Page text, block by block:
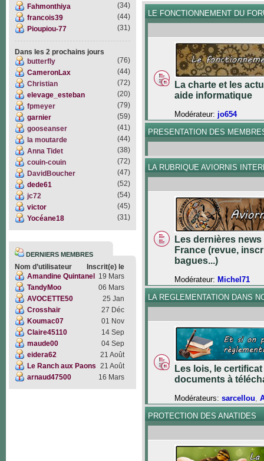
Fahmonthiya
(34)
francois39
(44)
Pioupiou-77
(31)
Dans les 2 prochains jours
butterfly
(76)
CameronLax
(44)
Christian
(72)
elevage_esteban
(20)
fpmeyer
(79)
garnier
(59)
gooseanser
(41)
la moutarde
(44)
Anna Tidet
(38)
couin-couin
(72)
DavidBoucher
(47)
dede61
(52)
jc72
(54)
victor
(45)
Yocéane18
(31)
DERNIERS MEMBRES
Nom d’utilisateur
Inscrit(e) le
Amandine Quintanel
19 Mars
TandyMoo
06 Mars
AVOCETTE50
25 Jan
Crosshair
27 Déc
Koumac07
01 Nov
Claire45110
14 Sep
maude00
04 Sep
eidera62
21 Août
Le Ranch aux Paons 21 Août
arnaud47500
16 Mars
LE FONCTIONNEMENT DU
La charte et les
aide informatique
Modérateur: jo654
PRESENTATION DES
LA RUBRIQUE AVIORNIS
Les dernières
France (revue,
bagues...)
Modérateur: Michel71
LA REGLEMENTATION DANS
Les lois, le
documents à
Modérateurs: sarcellou,
PROTECTION DES ANATIDES